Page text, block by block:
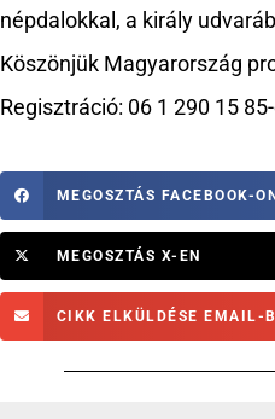
népdalokkal, a király
Köszönjük Magyarország
Regisztráció: 06 1 290 15
MEGOSZTÁS FACEBOOK-
MEGOSZTÁS X-EN
CIKK ELKÜLDÉSE EMAIL-